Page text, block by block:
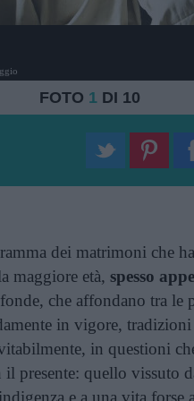
FOTO 1 DI 10
dei matrimoni che
maggiore età, spesso
che affondano tra le
in vigore,
in questioni
il presente: quello vissuto
e a una vita